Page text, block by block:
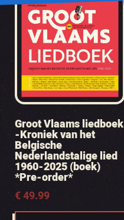
Groot Vlaams liedboek
-Kroniek van het
Belgische
Nederlandstalige lied
1960-2025 (boek)
*Pre-order*
€49.99